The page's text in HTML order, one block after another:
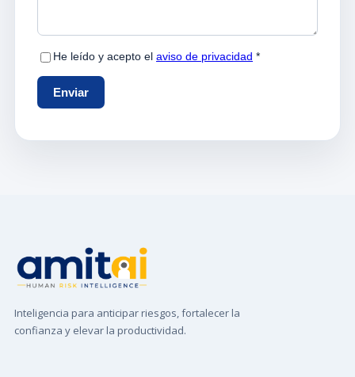
Inteligencia para anticipar riesgos, fortalecer la
confianza y elevar la productividad.